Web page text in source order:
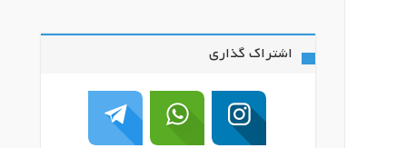
اشتراک گذاری